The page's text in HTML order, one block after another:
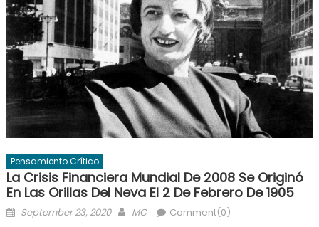
Pensamiento Crítico
La Crisis Financiera Mundial De 2008 Se Originó
En Las Orillas Del Neva El 2 De Febrero De 1905
Posted
September 23, 2020 Author
MC Comment(0)